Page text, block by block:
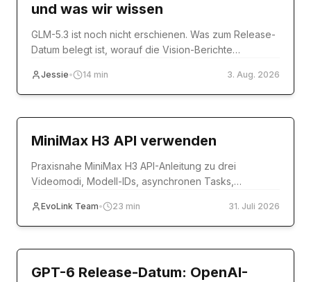
und was wir wissen
GLM-5.3 ist noch nicht erschienen. Was zum Release-
Datum belegt ist, worauf die Vision-Berichte
können.
Jessie• 14 min 3. Aug. 2026
Tutorial
MiniMax H3 API verwenden
Praxisnahe MiniMax H3 API-Anleitung zu drei
Videomodi, Modell-IDs, asynchronen Tasks,
Produktion.
EvoLink Team• 23 min 31. Juli 2026
model-release
GPT-6 Release-Datum: OpenAI-